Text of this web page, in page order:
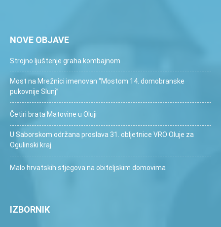
NOVE OBJAVE
Strojno ljuštenje graha kombajnom
Most na Mrežnici imenovan “Mostom 14. domobranske
pukovnije Slunj”
Četiri brata Matovine u Oluji
U Saborskom održana proslava 31. obljetnice VRO Oluje za
Ogulinski kraj
Malo hrvatskih stjegova na obiteljskim domovima
IZBORNIK